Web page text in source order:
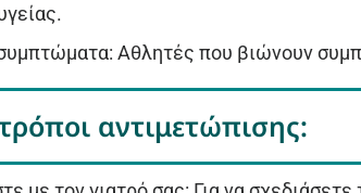
Αθλητές που βιώνουν
αντιμετώπισης: